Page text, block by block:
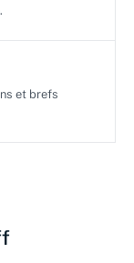
et brefs